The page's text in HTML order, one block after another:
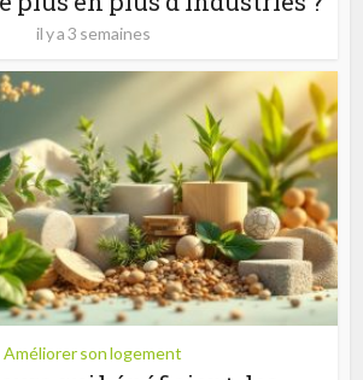
il y a 3 semaines
Améliorer son logement